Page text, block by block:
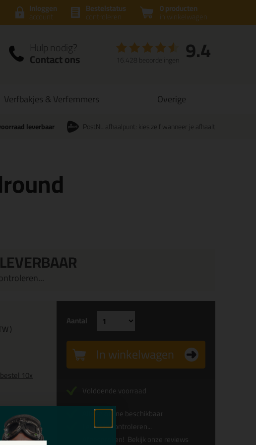
0 producten
in winkelwagen
Bestelstatus
controleren
Inloggen
account
Hulp nodig?
Contact ons 9.4
16.428 beoordelingen
Verfbakjes & Verfemmers Overige
leverbaar PostNL afhaalpunt: kies zelf wanneer je afhaalt
)
bestel 10x
Aantal
In winkelwagen
Voldoende voorraad
Alleen online beschikbaar
Levertijd controleren...
Afgesproken! Bekijk onze reviews